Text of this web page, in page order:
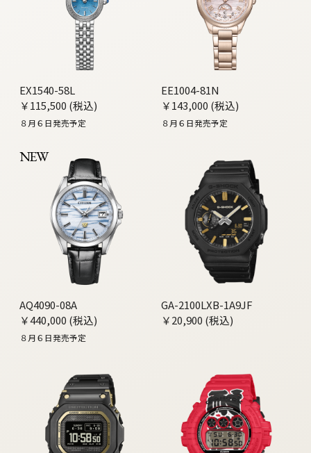
EX1540-58L
￥115,500 (税込)
８月６日発売予定
EE1004-81N
￥143,000 (税込)
８月６日発売予定
NEW
AQ4090-08A
￥440,000 (税込)
８月６日発売予定
GA-2100LXB-1A9JF
￥20,900 (税込)